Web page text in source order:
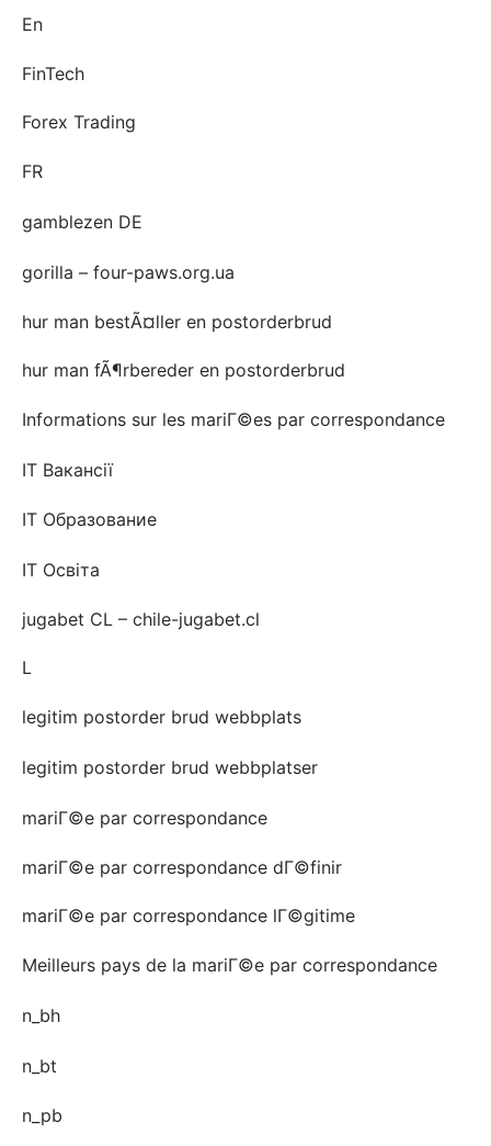
En
FinTech
Forex Trading
FR
gamblezen DE
gorilla – four-paws.org.ua
hur man bestÃ¤ller en postorderbrud
hur man fÃ¶rbereder en postorderbrud
Informations sur les mariГ©es par correspondance
IT Вакансії
IT Образование
IT Освіта
jugabet CL – chile-jugabet.cl
L
legitim postorder brud webbplats
legitim postorder brud webbplatser
mariГ©e par correspondance
mariГ©e par correspondance dГ©finir
mariГ©e par correspondance lГ©gitime
Meilleurs pays de la mariГ©e par correspondance
n_bh
n_bt
n_pb